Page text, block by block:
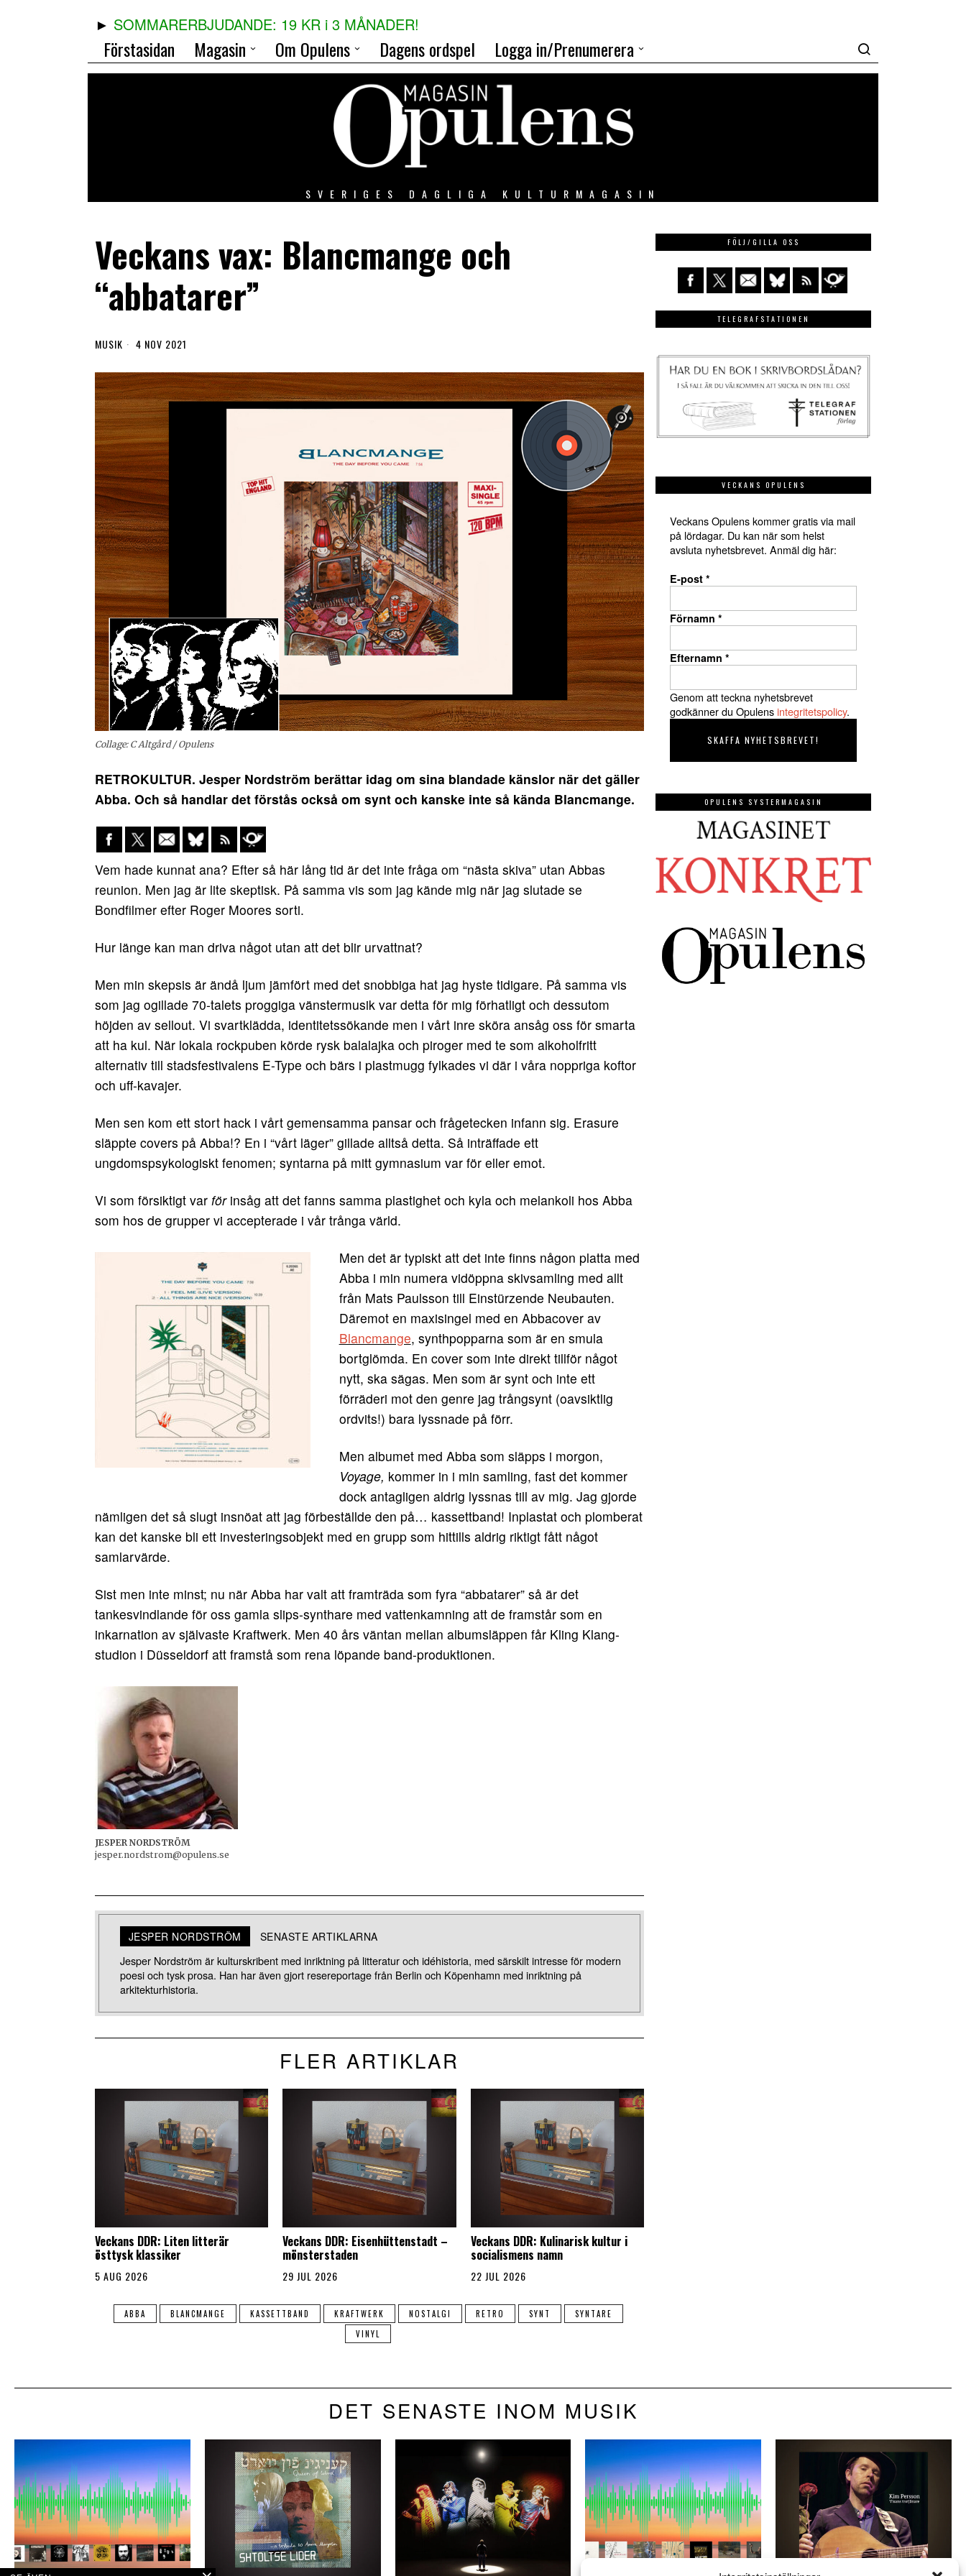
SOMMARERBJUDANDE: 19 KR i 3 MÅNADER!
Förstasidan Magasin Om Opulens Dagens ordspel Logga in/Prenumerera
SVERIGES DAGLIGA KULTURMAGASIN
Veckans vax: Blancmange och
“abbatarer”
MUSIK 4 NOV 2021
Collage: C Altgård / Opulens
RETROKULTUR. Jesper Nordström berättar idag om sina blandade känslor när det gäller
Abba. Och så handlar det förstås också om synt och kanske inte så kända Blancmange.
Vem hade kunnat ana? Efter så här lång tid är det inte fråga om “nästa skiva” utan Abbas
reunion. Men jag är lite skeptisk. På samma vis som jag kände mig när jag slutade se
Bondfilmer efter Roger Moores sorti.
Hur länge kan man driva något utan att det blir urvattnat?
Men min skepsis är ändå ljum jämfört med det snobbiga hat jag hyste tidigare. På samma vis
som jag ogillade 70-talets proggiga vänstermusik var detta för mig förhatligt och dessutom
höjden av sellout. Vi svartklädda, identitetssökande men i vårt inre sköra ansåg oss för smarta
att ha kul. När lokala rockpuben körde rysk balalajka och piroger med te som alkoholfritt
alternativ till stadsfestivalens E-Type och bärs i plastmugg fylkades vi där i våra noppriga koftor
och uff-kavajer.
Men sen kom ett stort hack i vårt gemensamma pansar och frågetecken infann sig. Erasure
släppte covers på Abba!? En i “vårt läger” gillade alltså detta. Så inträffade ett
ungdomspsykologiskt fenomen; syntarna på mitt gymnasium var för eller emot.
Vi som försiktigt var förinsåg att det fanns samma plastighet och kyla och melankoli hos Abba
som hos de grupper vi accepterade i vår trånga värld.
Men det är typiskt att det inte finns någon platta med
Abba i min numera vidöppna skivsamling med allt
från Mats Paulsson till Einstürzende Neubauten.
Däremot en maxisingel med en Abbacover av
Blancmange, synthpopparna som är en smula
bortglömda. En cover som inte direkt tillför något
nytt, ska sägas. Men som är synt och inte ett
förräderi mot den genre jag trångsynt (oavsiktlig
ordvits!) bara lyssnade på förr.
Men albumet med Abba som släpps i morgon,
Voyage, kommer in i min samling, fast det kommer
dock antagligen aldrig lyssnas till av mig. Jag gjorde
nämligen det så slugt insnöat att jag förbeställde den på… kassettband! Inplastat och plomberat
kan det kanske bli ett investeringsobjekt med en grupp som hittills aldrig riktigt fått något
samlarvärde.
Sist men inte minst; nu när Abba har valt att framträda som fyra “abbatarer” så är det
tankesvindlande för oss gamla slips-synthare med vattenkamning att de framstår som en
inkarnation av självaste Kraftwerk. Men 40 års väntan mellan albumsläppen får Kling Klang-
studion i Düsseldorf att framstå som rena löpande band-produktionen.
JESPER NORDSTRÖM
jesper.nordstrom@opulens.se
JESPER NORDSTRÖM SENASTE ARTIKLARNA
Jesper Nordström är kulturskribent med inriktning på litteratur och idéhistoria, med särskilt intresse för modern
poesi och tysk prosa. Han har även gjort resereportage från Berlin och Köpenhamn med inriktning på
arkitekturhistoria.
FLER ARTIKLAR
Veckans DDR: Liten litterär
östtysk klassiker
5 AUG 2026
Veckans DDR: Eisenhüttenstadt –
mönsterstaden
29 JUL 2026
Veckans DDR: Kulinarisk kultur i
socialismens namn
22 JUL 2026
ABBA BLANCMANGE KASSETTBAND KRAFTWERK NOSTALGI RETRO SYNT
SYNTARE
VINYL
FÖLJ/GILLA OSS
TELEGRAFSTATIONEN
VECKANS OPULENS
Veckans Opulens kommer gratis via mail
på lördagar. Du kan när som helst
avsluta nyhetsbrevet. Anmäl dig här:
E-post *
Förnamn *
Efternamn *
Genom att teckna nyhetsbrevet
godkänner du Opulensintegritetspolicy.
OPULENS SYSTERMAGASIN
DET SENASTE INOM MUSIK